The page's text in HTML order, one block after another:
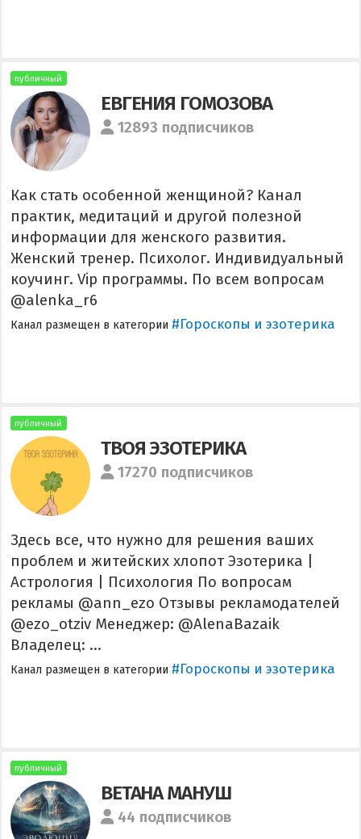
публичный
ЕВГЕНИЯ ГОМОЗОВА
12893 подписчиков
Как стать особенной женщиной? Канал
практик, медитаций и другой полезной
информации для женского развития.
Женский тренер. Психолог. Индивидуальный
коучинг. Vip программы. По всем вопросам
@alenka_r6
Канал размещен в категории #Гороскопы и эзотерика
публичный
ТВОЯ ЭЗОТЕРИКА
17270 подписчиков
Здесь все, что нужно для решения ваших
проблем и житейских хлопот Эзотерика |
Астрология | Психология По вопросам
рекламы @ann_ezo Отзывы рекламодателей
@ezo_otziv Менеджер: @AlenaBazaik
Владелец: ...
Канал размещен в категории #Гороскопы и эзотерика
публичный
ВЕТАНА МАНУШ
44 подписчиков